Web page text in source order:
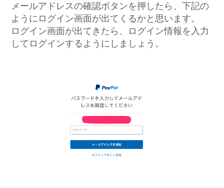
メールアドレスの確認ボタンを押したら、下記の
ようにログイン画面が出てくるかと思います。
ログイン画面が出てきたら、ログイン情報を入力
してログインするようにしましょう。